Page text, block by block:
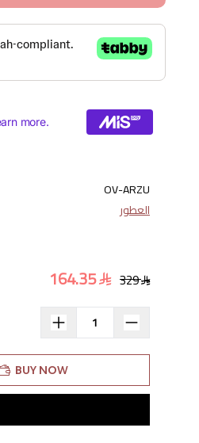
OV-ARZU
العطور
164.35 329
BUY NOW